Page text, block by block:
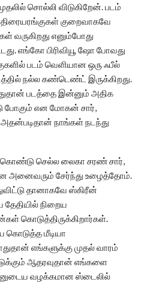
சொல்லி விடுகிறேன். படம்
குறைவாகவே
வருகிறது எனும்போது
எங்கோ பிரிவியூ ஷோ போவது
படம் வெளியான ஒரு ஃபீல்
நல்ல கண்டெண்ட் இருக்கிறது.
படத்தை இன்னும் அதிக
போகும் என மோகன் சார்,
நாங்கள் நடந்து
கொண்டு செல்ல லைகா சரண் சார்,
என அனைவரும் சேர்ந்து உழைத்தோம்.
தானாகவே ஸ்கிரீன்
நிறைய
கொடுத்திருக்கிறார்கள்.
கொடுத்த மீடியா
எங்களுக்கு முதல் வாரம்
ஆதரவுதான் எங்களை
வழக்கமான ஸ்டைலில்